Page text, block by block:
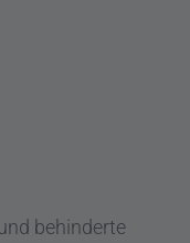
behinderte